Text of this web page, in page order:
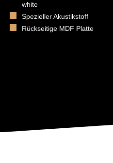
white
Spezieller Akustikstoff
Rückseitige MDF Platte